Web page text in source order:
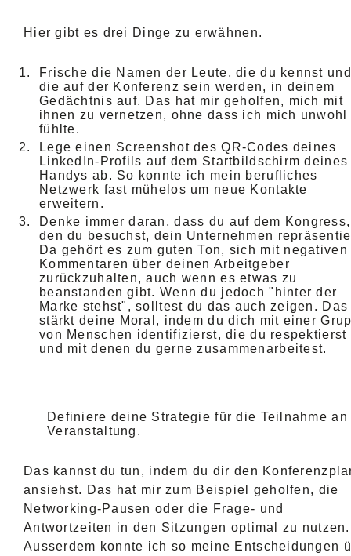
Hier gibt es drei Dinge zu erwähnen.
Frische die Namen der Leute, die du kennst und
die auf der Konferenz sein werden, in deinem
Gedächtnis auf. Das hat mir geholfen, mich mit
ihnen zu vernetzen, ohne dass ich mich unwohl
fühlte.
Lege einen Screenshot des QR-Codes deines
LinkedIn-Profils auf dem Startbildschirm deines
Handys ab. So konnte ich mein berufliches
Netzwerk fast mühelos um neue Kontakte
erweitern.
Denke immer daran, dass du auf dem Kongress,
den du besuchst, dein Unternehmen
Da gehört es zum guten Ton, sich mit negativen
Kommentaren über deinen Arbeitgeber
zurückzuhalten, auch wenn es etwas zu
beanstanden gibt. Wenn du jedoch "hinter der
Marke stehst", solltest du das auch zeigen. Das
stärkt deine Moral, indem du dich mit einer
von Menschen identifizierst, die du respektierst
und mit denen du gerne zusammenarbeitest.
Definiere deine Strategie für die Teilnahme an
Veranstaltung.
Das kannst du tun, indem du dir den
ansiehst. Das hat mir zum Beispiel geholfen, die
Networking-Pausen oder die Frage- und
Antwortzeiten in den Sitzungen optimal zu nutzen.
Ausserdem konnte ich so meine Entscheidungen